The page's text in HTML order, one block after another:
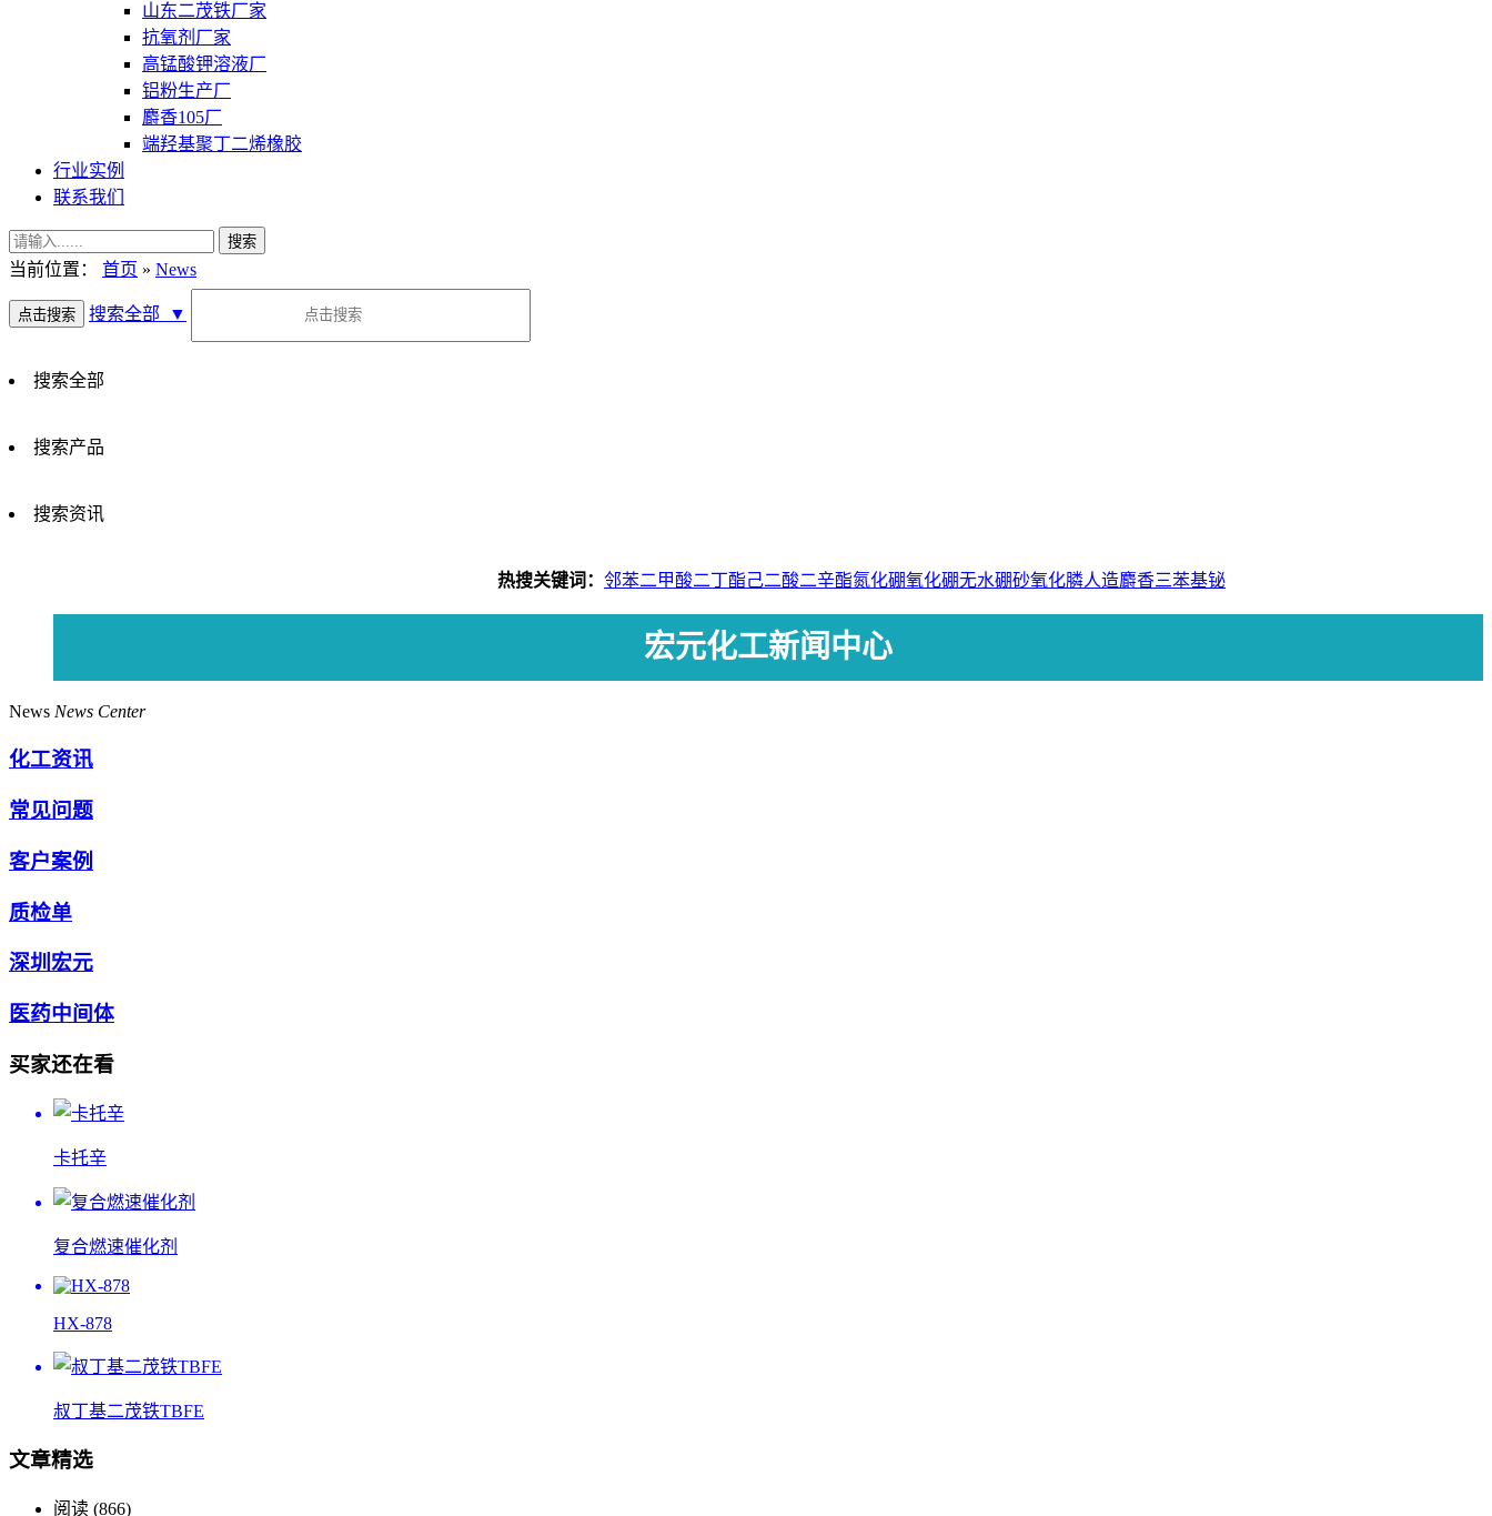
山东二茂铁厂家
抗氧剂厂家
高锰酸钾溶液厂
铝粉生产厂
麝香105厂
端羟基聚丁二烯橡胶
行业实例
联系我们
当前位置： 首页 » News
搜索全部 ▼
搜索全部
搜索产品
搜索资讯
热搜关键词： 邻苯二甲酸二丁酯己二酸二辛酯氮化硼氧化硼无水硼砂氧化膦人造麝香三苯基铋
宏元化工新闻中心
News News Center
化工资讯
常见问题
客户案例
质检单
深圳宏元
医药中间体
买家还在看
卡托辛
复合燃速催化剂
HX-878
叔丁基二茂铁TBFE
文章精选
阅读 (866)